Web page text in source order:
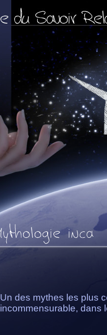
Un des mythes les plus
incommensurable, dans